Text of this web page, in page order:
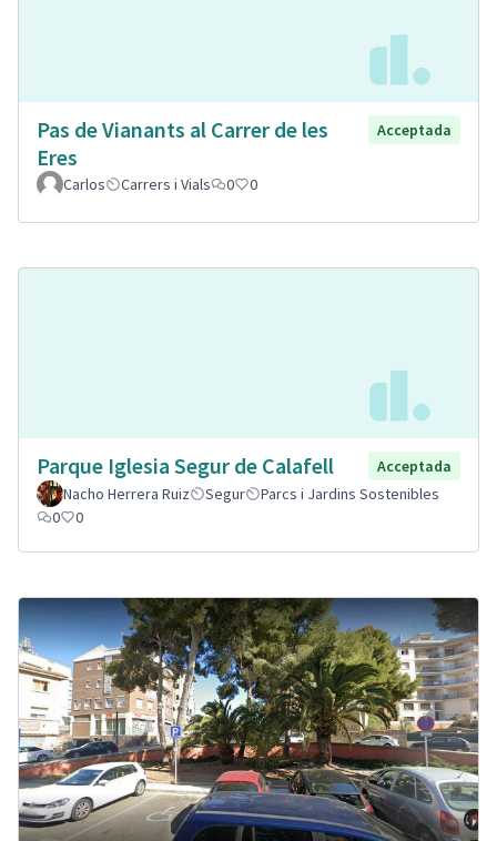
Pas de Vianants al Carrer de les
Eres
Acceptada
Carlos Carrers i Vials 0 0
Parque Iglesia Segur de Calafell
Acceptada
Nacho Herrera Ruiz
Segur
Parcs i Jardins Sostenibles
0
0